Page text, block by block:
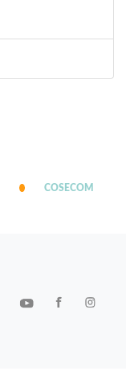
COSECOM